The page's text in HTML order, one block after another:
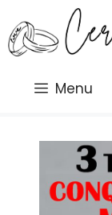
al
contenido
Menu